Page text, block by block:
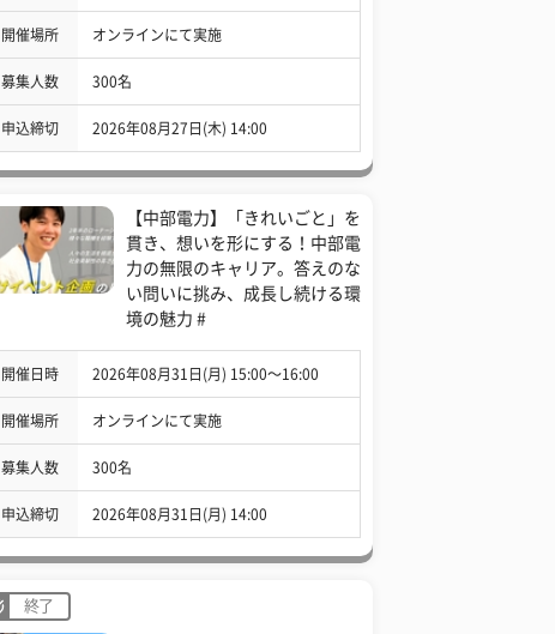
開催場所 オンラインにて実施
募集人数 300名
申込締切 2026年08月27日(木) 14:00
【中部電力】「きれいごと」を
貫き、想いを形にする！中部電
力の無限のキャリア。答えのな
い問いに挑み、成長し続ける環
境の魅力 #
開催日時 2026年08月31日(月) 15:00〜16:00
開催場所 オンラインにて実施
募集人数 300名
申込締切 2026年08月31日(月) 14:00
終了